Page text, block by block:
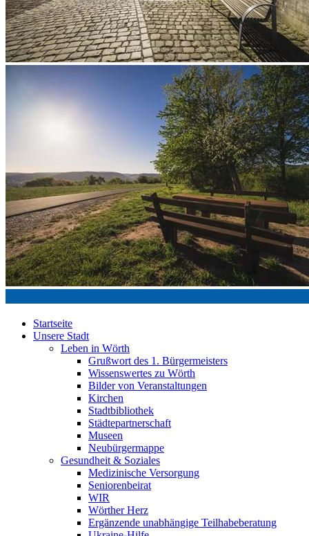
Startseite
Unsere Stadt
Leben in Wörth
Grußwort des 1. Bürgermeisters
Wissenswertes zu Wörth
Bilder von Veranstaltungen
Kirchen
Stadtbibliothek
Städtepartnerschaft
Museen
Neubürgermappe
Gesundheit & Soziales
Medizinische Versorgung
Seniorenbeirat
WIR
Wörther Herz
Ergänzende unabhängige Teilhabeberatung